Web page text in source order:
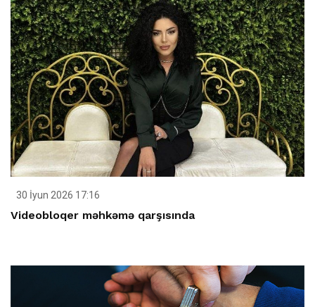
30 İyun 2026 17:16
Videobloqer məhkəmə qarşısında